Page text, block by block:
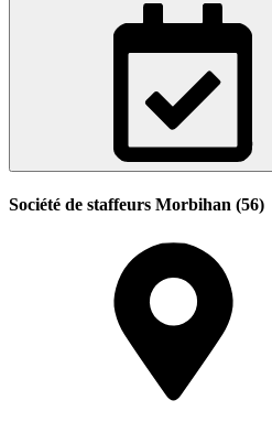
Société de staffeurs Morbihan (56)